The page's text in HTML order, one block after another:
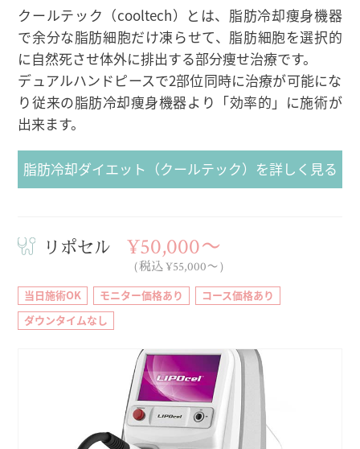
クールテック（cooltech）とは、脂肪冷却痩身機器
で余分な脂肪細胞だけ凍らせて、脂肪細胞を選択的
に自然死させ体外に排出する部分痩せ治療です。
デュアルハンドピースで2部位同時に治療が可能にな
り従来の脂肪冷却痩身機器より「効率的」に施術が
出来ます。
脂肪冷却ダイエット（クールテック）を詳しく見る
リポセル ¥50,000〜
（税込 ¥55,000〜）
当日施術OK モニター価格あり
コース価格あり
ダウンタイムなし